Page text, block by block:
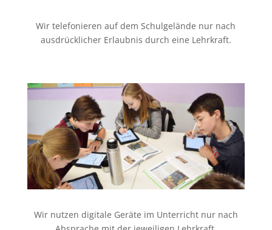
Wir telefonieren auf dem Schulgelände nur nach
ausdrücklicher Erlaubnis durch eine Lehrkraft.
Wir nutzen digitale Geräte im Unterricht nur nach